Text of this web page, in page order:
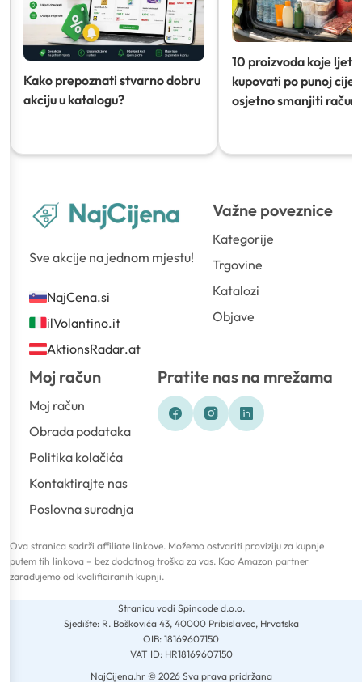
Kako prepoznati stvarno dobru
akciju u katalogu?
10 proizvoda koje ljeti
kupovati po punoj
osjetno smanjiti račun)
Sve akcije na jednom mjestu!
NajCena.si
ilVolantino.it
AktionsRadar.at
Važne poveznice
Kategorije
Trgovine
Katalozi
Objave
Moj račun
Moj račun
Obrada podataka
Politika kolačića
Kontaktirajte nas
Poslovna suradnja
Pratite nas na mrežama
Ova stranica sadrži affiliate linkove. Možemo ostvariti proviziju za kupnje
putem tih linkova – bez dodatnog troška za vas. Kao Amazon partner
zarađujemo od kvalificiranih kupnji.
Stranicu vodi Spincode d.o.o.
Sjedište: R. Boškovića 43, 40000 Pribislavec, Hrvatska
OIB: 18169607150
VAT ID: HR18169607150
NajCijena.hr © 2026 Sva prava pridržana